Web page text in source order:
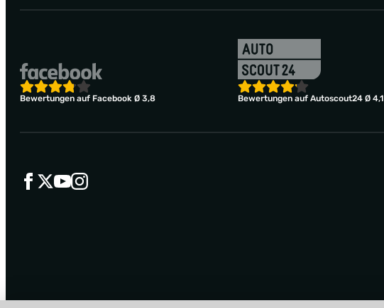
Bewertungen auf Facebook Ø 3,8 Bewertungen auf Autoscout24 Ø 4,1